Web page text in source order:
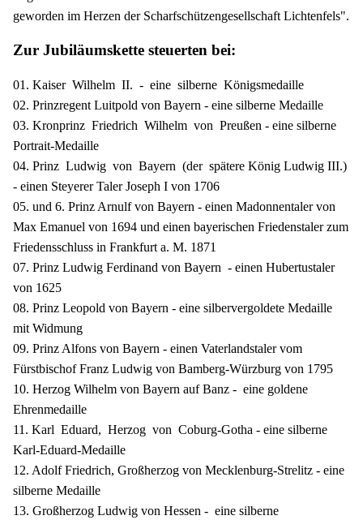
geworden im Herzen der Scharfschützengesellschaft Lichtenfels".
Zur Jubiläumskette steuerten bei:
01. Kaiser Wilhelm II. - eine silberne Königsmedaille
02. Prinzregent Luitpold von Bayern - eine silberne Medaille
03. Kronprinz Friedrich Wilhelm von Preußen - eine silberne
Portrait-Medaille
04. Prinz Ludwig von Bayern (der spätere König Ludwig III.)
- einen Steyerer Taler Joseph I von 1706
05. und 6. Prinz Arnulf von Bayern - einen Madonnentaler von
Max Emanuel von 1694 und einen bayerischen Friedenstaler zum
Friedensschluss in Frankfurt a. M. 1871
07. Prinz Ludwig Ferdinand von Bayern - einen Hubertustaler
von 1625
08. Prinz Leopold von Bayern - eine silbervergoldete Medaille
mit Widmung
09. Prinz Alfons von Bayern - einen Vaterlandstaler vom
Fürstbischof Franz Ludwig von Bamberg-Würzburg von 1795
10. Herzog Wilhelm von Bayern auf Banz - eine goldene
Ehrenmedaille
11. Karl Eduard, Herzog von Coburg-Gotha - eine silberne
Karl-Eduard-Medaille
12. Adolf Friedrich, Großherzog von Mecklenburg-Strelitz - eine
silberne Medaille
13. Großherzog Ludwig von Hessen - eine silberne